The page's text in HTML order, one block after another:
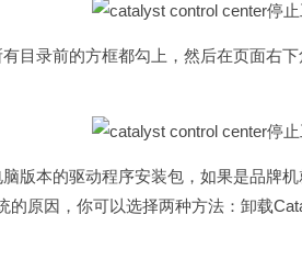
目录前的方框都勾上，然后在页面右
版本的驱动程序安装包，如果是品牌
原因，你可以选择两种方法：卸载